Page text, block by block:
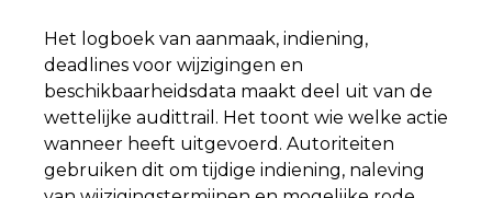
Het logboek van aanmaak, indiening,
deadlines voor wijzigingen en
beschikbaarheidsdata maakt deel uit van de
wettelijke audittrail. Het toont wie welke actie
wanneer heeft uitgevoerd. Autoriteiten
gebruiken dit om tijdige indiening, naleving